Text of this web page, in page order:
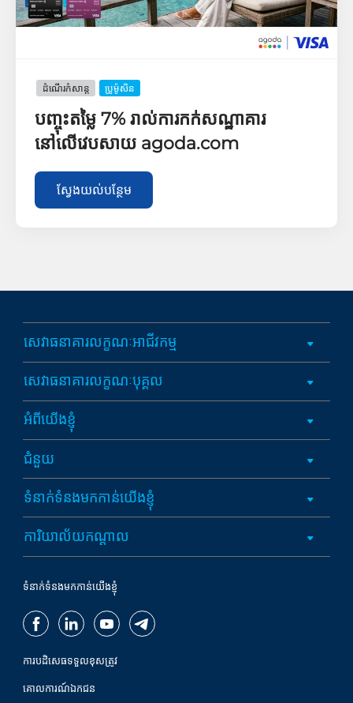
ដំណើរកំសាន្ដ ប្រូម៉ូសិន
បញ្ចុះតម្លៃ 7% រាល់ការកក់សណ្ឋាគារ
នៅលើវេបសាយ agoda.com
ស្វែងយល់បន្ថែម​
សេវាធនាគារលក្ខណៈអាជីវកម្ម
សេវាធនាគារលក្ខណៈបុគ្គល
អំពីយើងខ្ញុំ
ជំនួយ
ទំនាក់ទំនងមកកាន់យើងខ្ញុំ
ការិយាល័យកណ្តាល
ទំនាក់ទំនងមកកាន់យើងខ្ញុំ
ការបដិសេធទទួលខុសត្រូវ
គោលការណ៍ឯកជន